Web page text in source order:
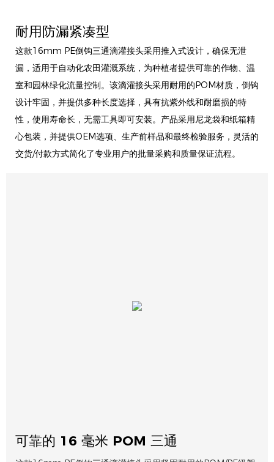
耐用防漏紧凑型
这款16mm PE倒钩三通滴灌接头采用推入式设计，确保无泄
漏，适用于自动化农田灌溉系统，为种植者提供可靠的作物、温
室和园林绿化流量控制。该滴灌接头采用耐用的POM材质，倒钩
设计牢固，并提供多种长度选择，具有抗紫外线和耐磨损的特
性，使用寿命长，无需工具即可安装。产品采用尼龙袋和纸箱精
心包装，并提供OEM选项、生产前样品和最终检验服务，灵活的
交货/付款方式简化了专业用户的批量采购和质量保证流程。
可靠的 16 毫米 POM 三通